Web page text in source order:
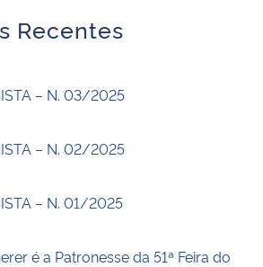
Recentes
– N. 03/2025
– N. 02/2025
– N. 01/2025
é a Patronesse da 51ª Feira do